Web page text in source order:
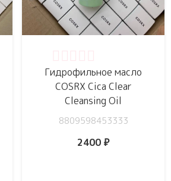
Гидрофильное масло
COSRX Cica Clear
Cleansing Oil
8809598453333
2400 ₽